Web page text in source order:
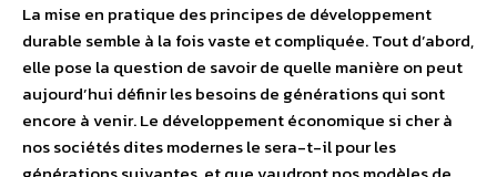
La mise en pratique des principes de développement
durable semble à la fois vaste et compliquée. Tout d’abord,
elle pose la question de savoir de quelle manière on peut
aujourd’hui définir les besoins de générations qui sont
encore à venir. Le développement économique si cher à
nos sociétés dites modernes le sera-t-il pour les